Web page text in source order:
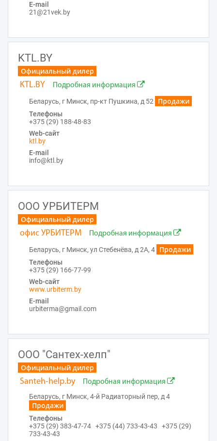
E-mail
21@21vek.by
KTL.BY
Официальный дилер
KTL.BY
Подробная информация
Беларусь, г Минск, пр-кт Пушкина, д 52 Продажи
Телефоны
+375 (29) 188-48-83
Web-сайт
ktl.by
E-mail
info@ktl.by
ООО УРБИТЕРМ
Официальный дилер
офис УРБИТЕРМ
Подробная информация
Беларусь, г Минск, ул Стебенёва, д 2А, 4 Продажи
Телефоны
+375 (29) 166-77-99
Web-сайт
www.urbiterm.by
E-mail
urbiterma@gmail.com
ООО "Сантех-хелп"
Официальный дилер
Santeh-help.by
Подробная информация
Беларусь, г Минск, 4-й Радиаторный пер, д 4
Продажи
Телефоны
+375 (29) 383-47-74 +375 (44) 733-43-43 +375 (29)
733-43-43